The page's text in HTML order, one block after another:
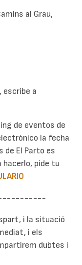
al Grau,
escribe a
de eventos de
la fecha
de El Parto es
hacerlo, pide tu
i la situació
i els
dubtes i